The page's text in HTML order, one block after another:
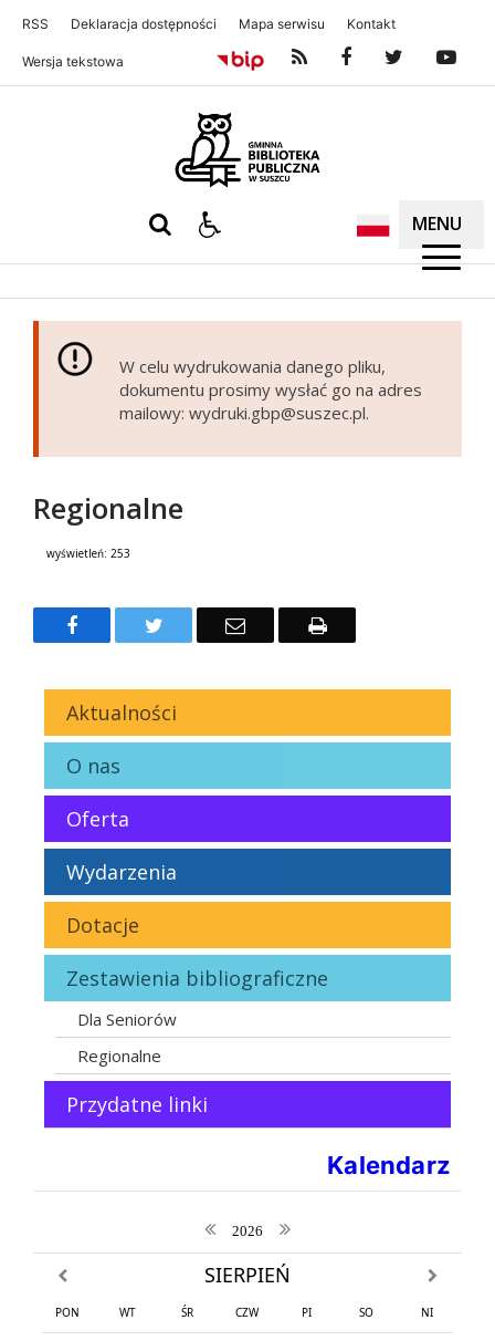
RSS Deklaracja dostępności Mapa serwisu Kontakt
Wersja tekstowa
MENU
W celu wydrukowania danego pliku,
dokumentu prosimy wysłać go na adres
mailowy: wydruki.gbp@suszec.pl.
Regionalne
wyświetleń: 253
FacebookTwitter Email Drukuj
Aktualności
O nas
Oferta
Wydarzenia
Dotacje
Zestawienia bibliograficzne
Dla Seniorów
Regionalne
Przydatne linki
Kalendarz
poprzedni rok
2026 następny rok
poprzedni miesiąc SIERPIEŃ następny
PON WT ŚR CZW PI SO NI